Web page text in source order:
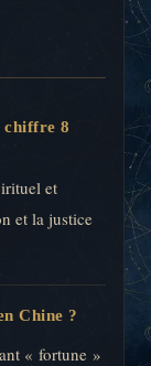
chiffre 8
et
et la justice
Chine ?
« fortune »